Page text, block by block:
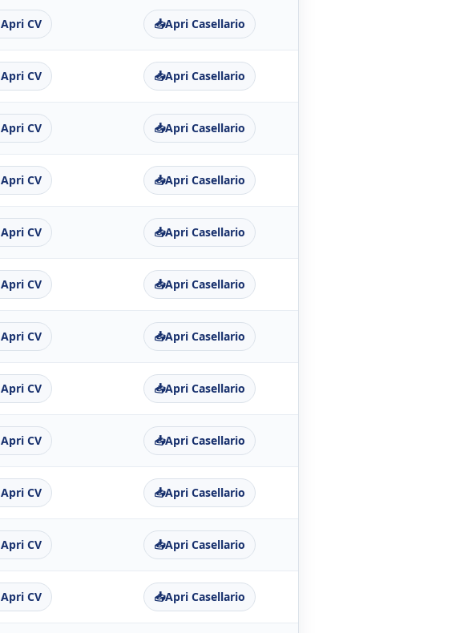
Apri CV 📥Apri Casellario
Apri CV 📥Apri Casellario
Apri CV 📥Apri Casellario
Apri CV 📥Apri Casellario
Apri CV 📥Apri Casellario
Apri CV 📥Apri Casellario
Apri CV 📥Apri Casellario
Apri CV 📥Apri Casellario
Apri CV 📥Apri Casellario
Apri CV 📥Apri Casellario
Apri CV 📥Apri Casellario
Apri CV 📥Apri Casellario